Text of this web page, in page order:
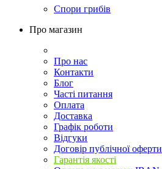
Спори грибів
Про магазин
Про нас
Контакти
Блог
Часті питання
Оплата
Доставка
Графік роботи
Відгуки
Договір публічної оферти
Гарантія якості